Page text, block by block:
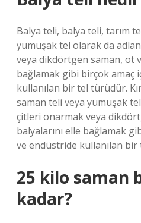
Balya teli, balya teli, tarım
yumuşak tel olarak da
veya dikdörtgen saman, ot
bağlamak gibi birçok amaç
kullanılan bir tel türüdür.
saman teli veya yumuşak
çitleri onarmak veya
balyalarını elle bağlamak
ve endüstride kullanılan
25 kilo saman
kadar?